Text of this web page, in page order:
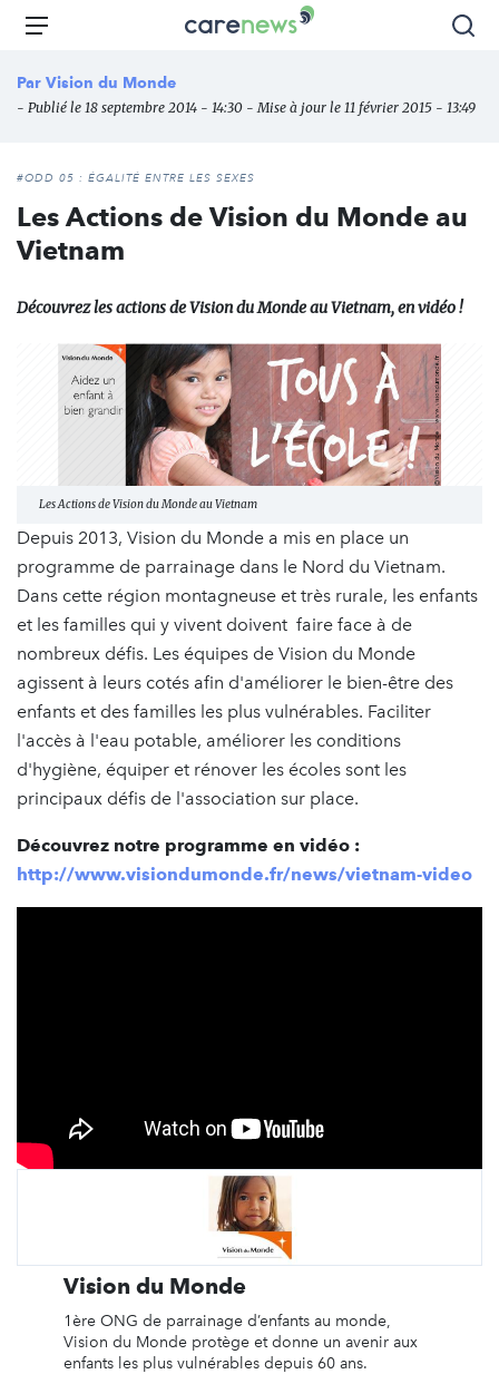
Aller
principal
Carenews,
des
l'engagement
Menu
Par Vision du Monde
- Publié le 18 septembre 2014 - 14:30 - Mise à jour le 11 février 2015 - 13:49
#ODD 05 : ÉGALITÉ ENTRE LES SEXES
Les Actions de Vision du Monde au
Vietnam
Découvrez les actions de Vision du Monde au Vietnam, en vidéo !
Les Actions de Vision du Monde au Vietnam
Depuis 2013, Vision du Monde a mis en place un
programme de parrainage dans le Nord du Vietnam.
Dans cette région montagneuse et très rurale, les enfants
et les familles qui y vivent doivent faire face à de
nombreux défis. Les équipes de Vision du Monde
agissent à leurs cotés afin d'améliorer le bien-être des
enfants et des familles les plus vulnérables. Faciliter
l'accès à l'eau potable, améliorer les conditions
d'hygiène, équiper et rénover les écoles sont les
principaux défis de l'association sur place.
Découvrez notre programme en vidéo :
http://www.visiondumonde.fr/news/vietnam-video
Vision du Monde
1ère ONG de parrainage d’enfants au monde,
Vision du Monde protège et donne un avenir aux
enfants les plus vulnérables depuis 60 ans.